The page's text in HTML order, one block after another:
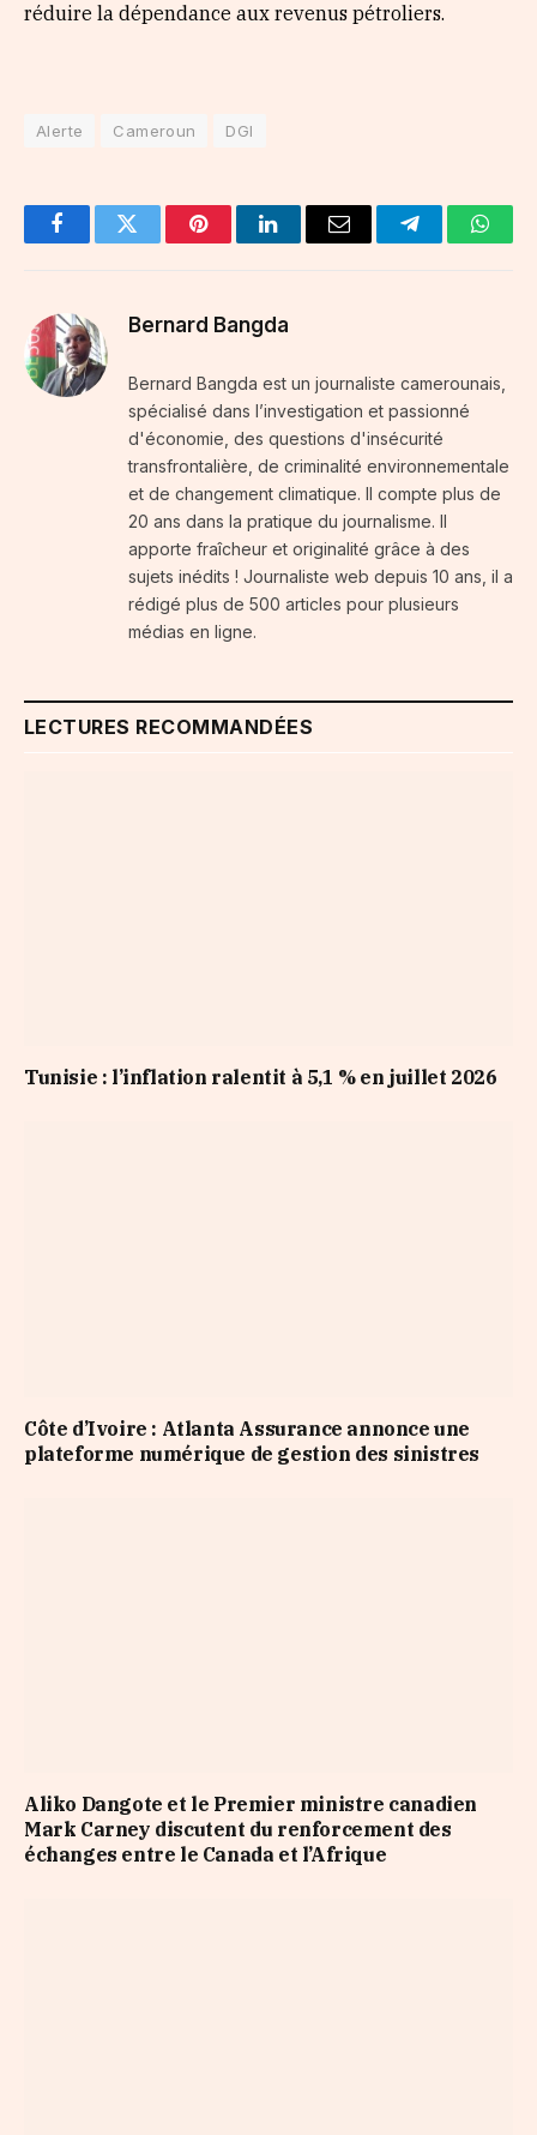
réduire la dépendance aux revenus pétroliers.
Alerte Cameroun DGI
FacebookTwitter PinterestLinkedInEmail Telegram
Bernard Bangda
Bernard Bangda est un journaliste camerounais,
spécialisé dans l’investigation et passionné
d'économie, des questions d'insécurité
transfrontalière, de criminalité environnementale
et de changement climatique. Il compte plus de
20 ans dans la pratique du journalisme. Il
apporte fraîcheur et originalité grâce à des
sujets inédits ! Journaliste web depuis 10 ans, il a
rédigé plus de 500 articles pour plusieurs
médias en ligne.
LECTURES RECOMMANDÉES
Tunisie : l’inflation ralentit à 5,1 % en juillet 2026
Côte d’Ivoire : Atlanta Assurance annonce une
plateforme numérique de gestion des sinistres
Aliko Dangote et le Premier ministre canadien
Mark Carney discutent du renforcement des
échanges entre le Canada et l’Afrique